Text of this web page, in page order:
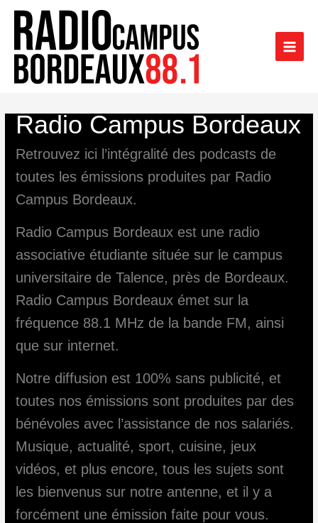
contenu
Radio Campus Bordeaux
Retrouvez ici l’intégralité des podcasts de
toutes les émissions produites par Radio
Campus Bordeaux.
Radio Campus Bordeaux est une radio
associative étudiante située sur le campus
universitaire de Talence, près de Bordeaux.
Radio Campus Bordeaux émet sur la
fréquence 88.1 MHz de la bande FM, ainsi
que sur internet.
Notre diffusion est 100% sans publicité, et
toutes nos émissions sont produites par des
bénévoles avec l’assistance de nos salariés.
Musique, actualité, sport, cuisine, jeux
vidéos, et plus encore, tous les sujets sont
les bienvenus sur notre antenne, et il y a
forcément une émission faite pour vous.